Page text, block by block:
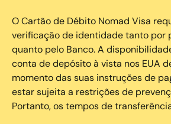
O Cartão de Débito Nomad Visa
verificação de identidade tanto por
quanto pelo Banco. A
conta de depósito à vista nos EUA
momento das suas instruções de
estar sujeita a restrições de
Portanto, os tempos de